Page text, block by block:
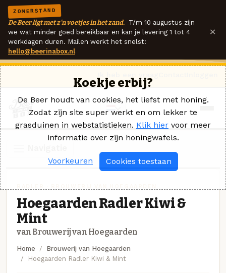
ZOMERSTAND
De Beer ligt met z'n voetjes in het zand. T/m 10 augustus zijn
we wat minder goed bereikbaar en kan je levering 1 tot 4
werkdagen duren. Mailen werkt het snelst:
hello@beerinabox.nl
×
Hoegaarden Radler Kiwi &
Mint
van Brouwerij van Hoegaarden
Home
Brouwerij van Hoegaarden
Hoegaarden Radler Kiwi & Mint
Koekje erbij?
De Beer houdt van cookies, het liefst met honing.
Zodat zijn site super werkt en om lekker te
grasduinen in webstatistieken. Klik hier voor meer
informatie over zijn honingwafels.
Voorkeuren Cookies toestaan